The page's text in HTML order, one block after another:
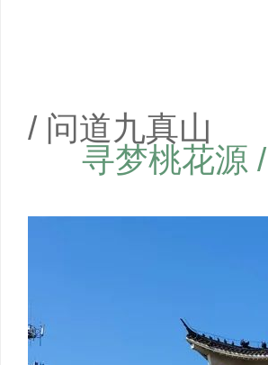
/ 问道九真山
寻梦桃花源 /